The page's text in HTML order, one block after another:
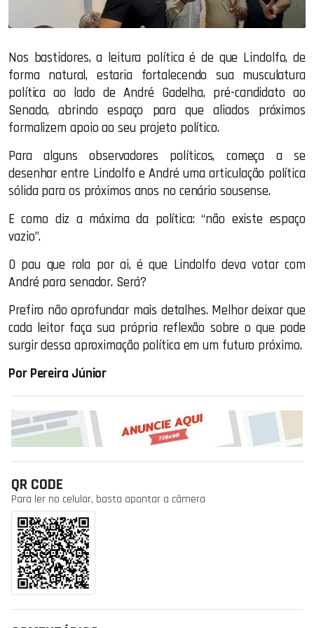
Nos bastidores, a leitura política é de que Lindolfo, de
forma natural, estaria fortalecendo sua musculatura
política ao lado de André Gadelha, pré-candidato ao
Senado, abrindo espaço para que aliados próximos
formalizem apoio ao seu projeto político.
Para alguns observadores políticos, começa a se
desenhar entre Lindolfo e André uma articulação política
sólida para os próximos anos no cenário sousense.
E como diz a máxima da política: “não existe espaço
vazio”.
O pau que rola por ai, é que Lindolfo deva votar com
André para senador. Será?
Prefiro não aprofundar mais detalhes. Melhor deixar que
cada leitor faça sua própria reflexão sobre o que pode
surgir dessa aproximação política em um futuro próximo.
Por Pereira Júnior
QR CODE
Para ler no celular, basta apontar a câmera